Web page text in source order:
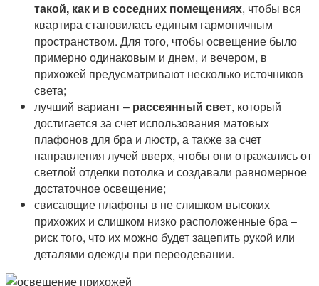
такой, как и в соседних помещениях, чтобы вся
квартира становилась единым гармоничным
пространством. Для того, чтобы освещение было
примерно одинаковым и днем, и вечером, в
прихожей предусматривают несколько источников
света;
лучший вариант – рассеянный свет, который
достигается за счет использования матовых
плафонов для бра и люстр, а также за счет
направления лучей вверх, чтобы они отражались от
светлой отделки потолка и создавали равномерное
достаточное освещение;
свисающие плафоны в не слишком высоких
прихожих и слишком низко расположенные бра –
риск того, что их можно будет зацепить рукой или
деталями одежды при переодевании.